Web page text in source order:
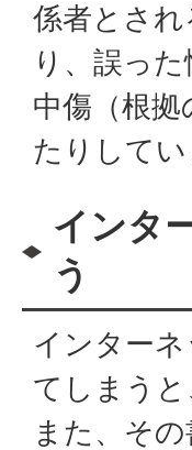
係者とさ
り、誤っ
中傷（根
たりしてい
インタ
う
インター
てしまう
また、そ